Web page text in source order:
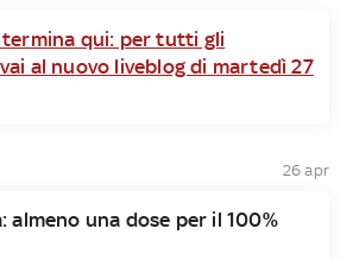
qui: per tutti gli
al nuovo liveblog di martedì 27
26 apr
almeno una dose per il 100%